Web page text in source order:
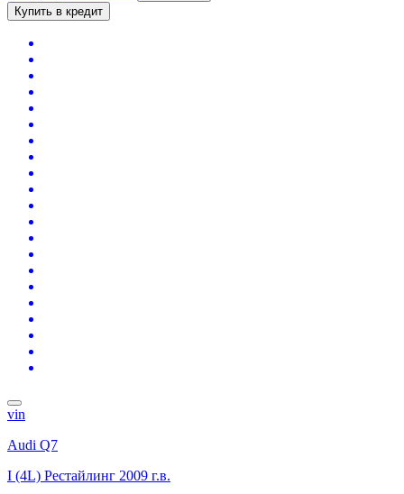
Купить в кредит
vin
Audi Q7
I (4L) Рестайлинг 2009 г.в.